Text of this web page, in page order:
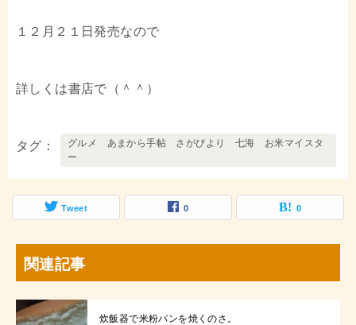
１２月２１日発売なので
詳しくは書店で（＾＾）
タグ
グルメ あまから手帖 さがびより 七海 お米マイスタ
ー
Tweet 0 0
関連記事
炊飯器で米粉パンを焼くのさ。